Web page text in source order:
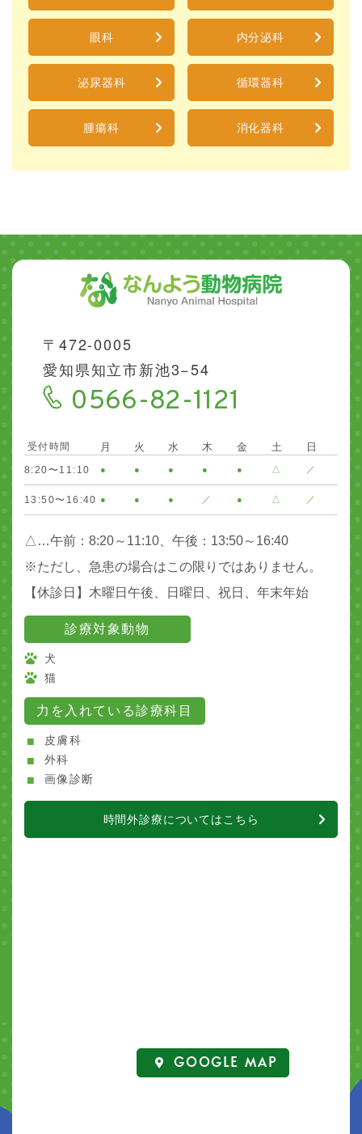
眼科 内分泌科
泌尿器科 循環器科
腫瘍科 消化器科
〒472-0005
愛知県知立市新池3−54
0566-82-1121
受付時間 月 火 水 木 金 土 日
8:20〜11:10 ● ● ● ● ● △ ／
13:50〜16:40 ● ● ● ／ ● △ ／
△…午前：8:20～11:10、午後：13:50～16:40
※ただし、急患の場合はこの限りではありません。
【休診日】木曜日午後、日曜日、祝日、年末年始
診療対象動物
犬
猫
力を入れている診療科目
皮膚科
外科
画像診断
時間外診療についてはこちら
GOOGLE MAP